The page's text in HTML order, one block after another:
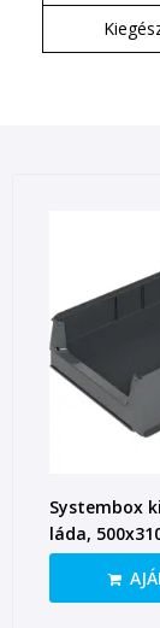
Systembox
láda,